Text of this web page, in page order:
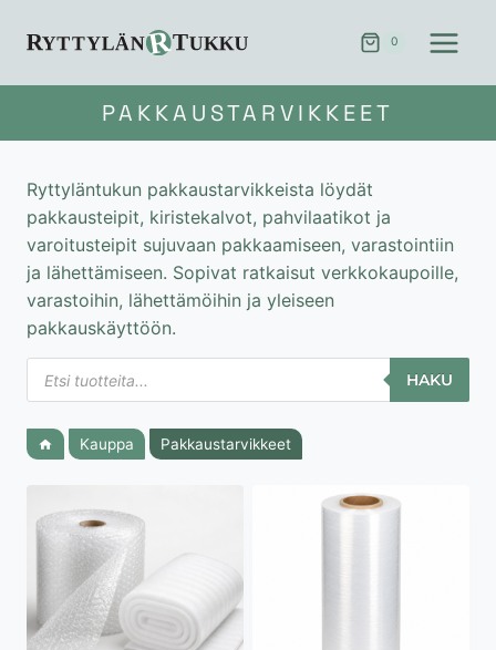
sisältöön
0
PAKKAUSTARVIKKEET
Ryttyläntukun pakkaustarvikkeista löydät
pakkausteipit, kiristekalvot, pahvilaatikot ja
varoitusteipit sujuvaan pakkaamiseen, varastointiin
ja lähettämiseen. Sopivat ratkaisut verkkokaupoille,
varastoihin, lähettämöihin ja yleiseen
pakkauskäyttöön.
Products
search
HAKU
Kauppa Pakkaustarvikkeet